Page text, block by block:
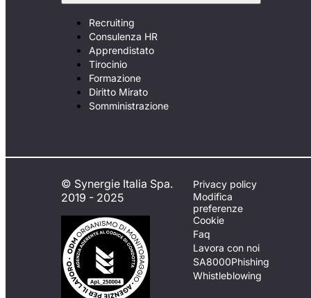
Recruiting
Consulenza HR
Apprendistato
Tirocinio
Formazione
Diritto Mirato
Somministrazione
© Synergie Italia Spa.
2019 - 2025
Privacy policy
Modifica
preferenze
Cookie
Faq
Lavora con noi
SA8000Phishing
Whistleblowing